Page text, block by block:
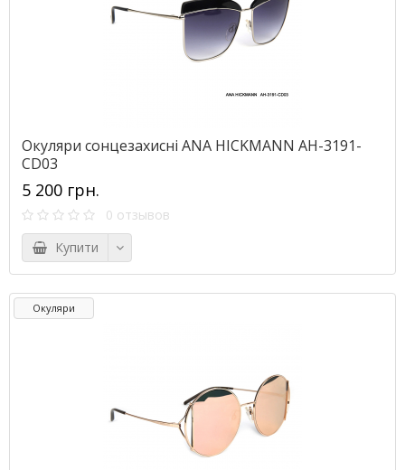
Окуляри сонцезахисні ANA HICKMANN AH-3191-
CD03
5 200 грн.
0 отзывов
Купити
Окуляри